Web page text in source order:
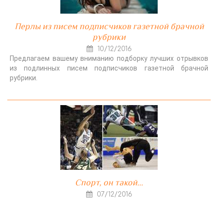
Перлы из писем подписчиков газетной брачной
рубрики
10/12/2016
Предлагаем вашему вниманию подборку лучших отрывков
из подлинных писем подписчиков газетной брачной
рубрики.
Спорт, он такой...
07/12/2016